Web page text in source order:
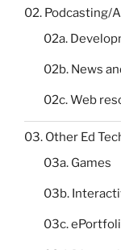
02. Podcasting/
02a.
02b. News
02c. Web
03. Other Ed
03a. Games
03b.
03c.